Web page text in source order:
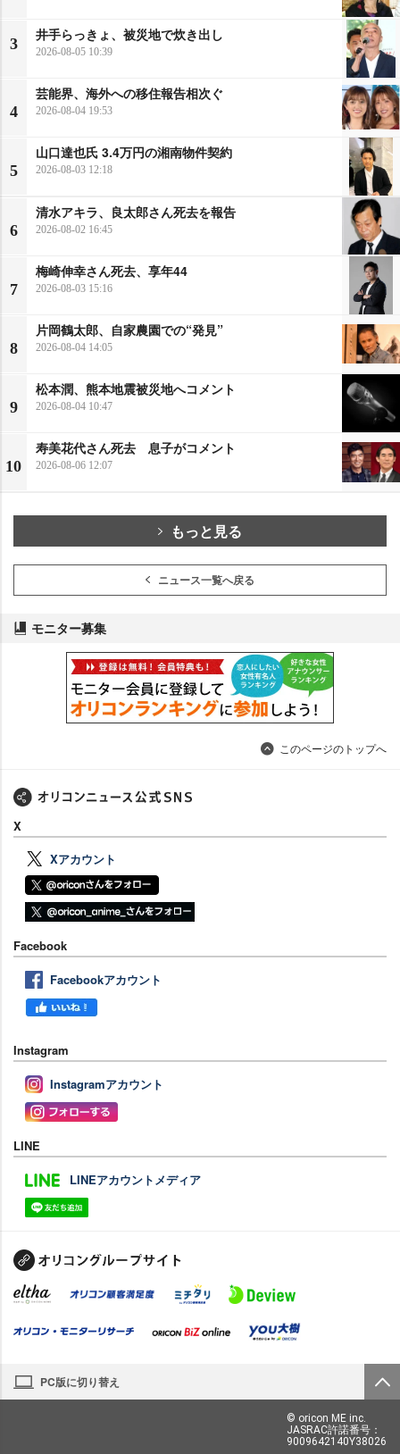
3
井手らっきょ、被災地で炊き出し
2026-08-05 10:39
4
芸能界、海外への移住報告相次ぐ
2026-08-04 19:53
5
山口達也氏 3.4万円の湘南物件契約
2026-08-03 12:18
6
清水アキラ、良太郎さん死去を報告
2026-08-02 16:45
7
梅崎伸幸さん死去、享年44
2026-08-03 15:16
8
片岡鶴太郎、自家農園での“発見”
2026-08-04 14:05
9
松本潤、熊本地震被災地へコメント
2026-08-04 10:47
10
寿美花代さん死去 息子がコメント
2026-08-06 12:07
もっと見る
ニュース一覧へ戻る
モニター募集
このページのトップへ
X
Xアカウント
Facebook
Facebookアカウント
Instagram
Instagramアカウント
LINE
LINEアカウントメディア
PC版に切り替え
© oricon ME inc.
JASRAC許諾番号：
9009642140Y38026